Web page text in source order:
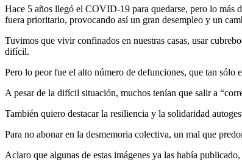
Hace 5 años llegó el COVID-19 para quedarse, pero lo más
fuera prioritario, provocando así un gran desempleo y un
Tuvimos que vivir confinados en nuestras casas, usar
difícil.
Pero lo peor fue el alto número de defunciones, que tan sólo
A pesar de la difícil situación, muchos tenían que salir a
También quiero destacar la resiliencia y la solidaridad
Para no abonar en la desmemoria colectiva, un mal que
Aclaro que algunas de estas imágenes ya las había